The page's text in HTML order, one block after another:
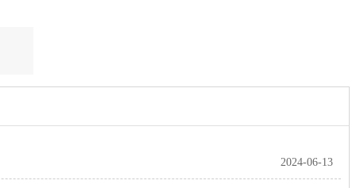
2024-06-13